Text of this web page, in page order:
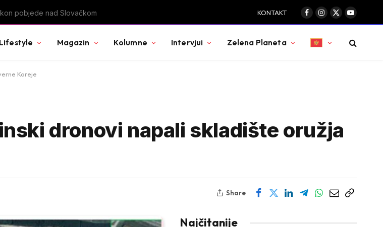
pobjede nad Slovačkom KONTAKT
Facebook
Instagram
X
(Twitter)
YouTube
Lifestyle Magazin Kolumne Intervjui Zelena Planeta
Koreje
dronovi napali skladište oružja
Share
Najčitanije